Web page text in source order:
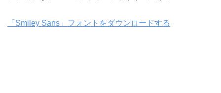
「Smiley Sans」フォントをダウンロードする